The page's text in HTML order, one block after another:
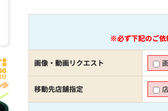
※必ず下記のご依
画像・動画リクエスト
移動先店舗指定